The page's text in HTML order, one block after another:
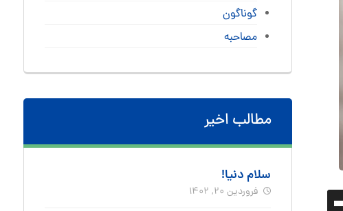
برای
گوناگون
مصاحبه
مطالب اخیر
سلام دنیا!
فروردین ۲۰, ۱۴۰۲